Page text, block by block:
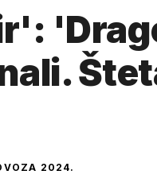
2024.